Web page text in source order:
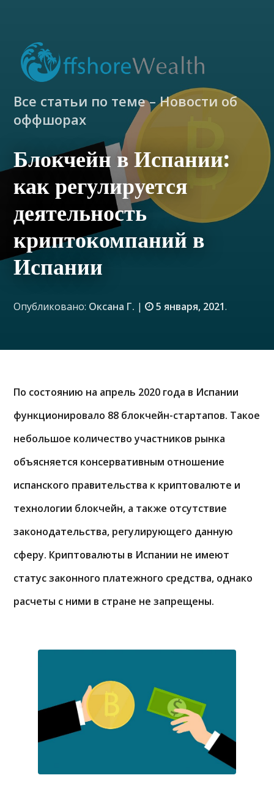
Все статьи по теме – Новости об
оффшорах
Блокчейн в Испании:
как регулируется
деятельность
криптокомпаний в
Испании
Опубликовано: Оксана Г. | 5 января, 2021.
По состоянию на апрель 2020 года в Испании
функционировало 88 блокчейн-стартапов. Такое
небольшое количество участников рынка
объясняется консервативным отношение
испанского правительства к криптовалюте и
технологии блокчейн, а также отсутствие
законодательства, регулирующего данную
сферу. Криптовалюты в Испании не имеют
статус законного платежного средства, однако
расчеты с ними в стране не запрещены.